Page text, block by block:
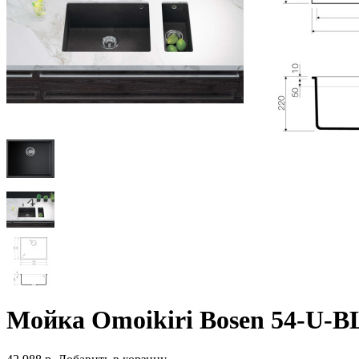
Мойка Omoikiri Bosen 54-U-